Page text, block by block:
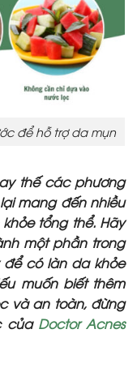
để hỗ trợ da mụn
thế các phương
mang đến nhiều
tổng thể. Hãy
một phần trong
có làn da khỏe
muốn biết thêm
và an toàn, đừng
của Doctor Acnes